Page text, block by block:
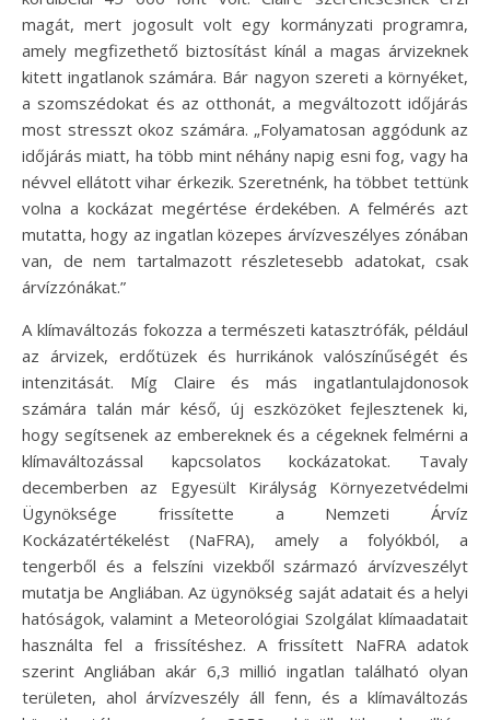
magát, mert jogosult volt egy kormányzati programra,
amely megfizethető biztosítást kínál a magas árvizeknek
kitett ingatlanok számára. Bár nagyon szereti a környéket,
a szomszédokat és az otthonát, a megváltozott időjárás
most stresszt okoz számára. „Folyamatosan aggódunk az
időjárás miatt, ha több mint néhány napig esni fog, vagy ha
névvel ellátott vihar érkezik. Szeretnénk, ha többet tettünk
volna a kockázat megértése érdekében. A felmérés azt
mutatta, hogy az ingatlan közepes árvízveszélyes zónában
van, de nem tartalmazott részletesebb adatokat, csak
árvízzónákat.”
A klímaváltozás fokozza a természeti katasztrófák, például
az árvizek, erdőtüzek és hurrikánok valószínűségét és
intenzitását. Míg Claire és más ingatlantulajdonosok
számára talán már késő, új eszközöket fejlesztenek ki,
hogy segítsenek az embereknek és a cégeknek felmérni a
klímaváltozással kapcsolatos kockázatokat. Tavaly
decemberben az Egyesült Királyság Környezetvédelmi
Ügynöksége frissítette a Nemzeti Árvíz
Kockázatértékelést (NaFRA), amely a folyókból, a
tengerből és a felszíni vizekből származó árvízveszélyt
mutatja be Angliában. Az ügynökség saját adatait és a helyi
hatóságok, valamint a Meteorológiai Szolgálat klímaadatait
használta fel a frissítéshez. A frissített NaFRA adatok
szerint Angliában akár 6,3 millió ingatlan található olyan
területen, ahol árvízveszély áll fenn, és a klímaváltozás